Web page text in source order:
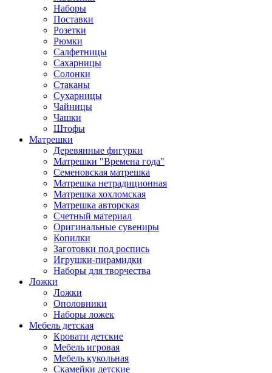
Наборы
Поставки
Розетки
Рюмки
Салфетницы
Сахарницы
Солонки
Стаканы
Сухарницы
Чайницы
Чашки
Штофы
Матрешки
Деревянные фигурки
Матрешки "Времена года"
Семеновская матрешка
Матрешка нетрадиционная
Матрешка хохломская
Матрешка авторская
Счетный материал
Оригинальные сувениры
Копилки
Заготовки под роспись
Игрушки-пирамидки
Наборы для творчества
Ложки
Ложки
Ополовники
Наборы ложек
Мебель детская
Кровати детские
Мебель игровая
Мебель кукольная
Скамейки детские